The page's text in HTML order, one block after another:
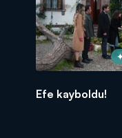
Efe kayboldu!